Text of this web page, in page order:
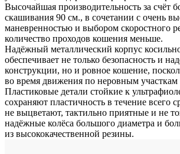
Высочайшая производительность за
скашивания 90 см., в сочетании с очень
маневренностью и выбором скоростного
количество проходов кошения меньше.
Надёжный металлический корпус
обеспечивает не только безопасность и
конструкции, но и ровное кошение,
во время движения по неровным участкам
Пластиковые детали стойкие к
сохраняют пластичность в течение всего
не выцветают, тактильно приятные и не
надёжные колёса большого диаметра и
из высококачественной резины.